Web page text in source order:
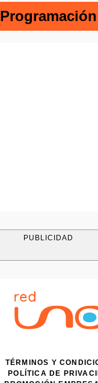
Programación
PUBLICIDAD
TÉRMINOS Y
POLÍTICA DE